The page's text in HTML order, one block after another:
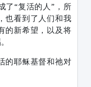
了“复活的人”，所
也看到了人们和我
的新希望，以及将
的耶稣基督和祂对